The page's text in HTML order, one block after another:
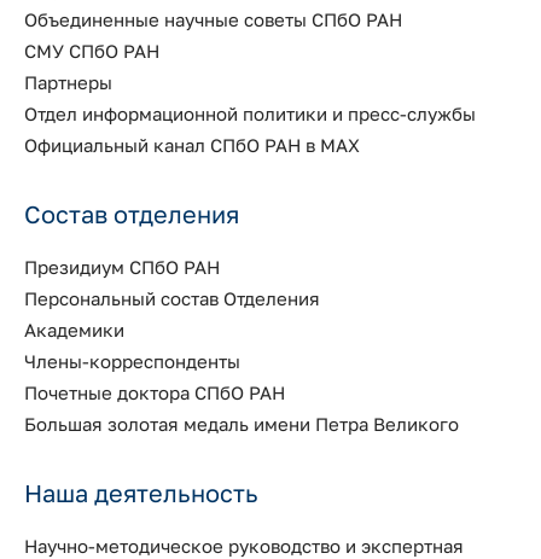
Объединенные научные советы СПбО РАН
СМУ СПбО РАН
Партнеры
Отдел информационной политики и пресс-службы
Официальный канал СПбО РАН в MAX
Состав отделения
Президиум СПбО РАН
Персональный состав Отделения
Академики
Члены-корреспонденты
Почетные доктора СПбО РАН
Большая золотая медаль имени Петра Великого
Наша деятельность
Научно-методическое руководство и экспертная